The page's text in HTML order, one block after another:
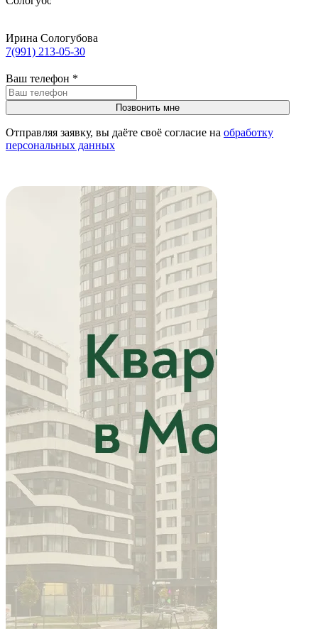
Ирина Сологубова
7(991) 213-05-30
Ваш телефон *
Отправляя заявку, вы даёте своё согласие на обработку
персональных данных